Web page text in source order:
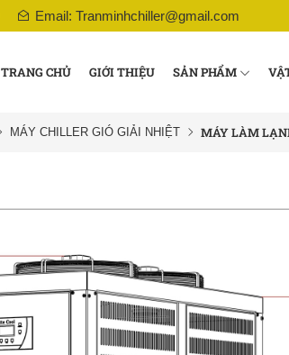
Email: Tranminhchiller@gmail.com
TRANG CHỦ GIỚI THIỆU SẢN PHẨM
MÁY CHILLER GIÓ GIẢI NHIỆT MÁY LÀM